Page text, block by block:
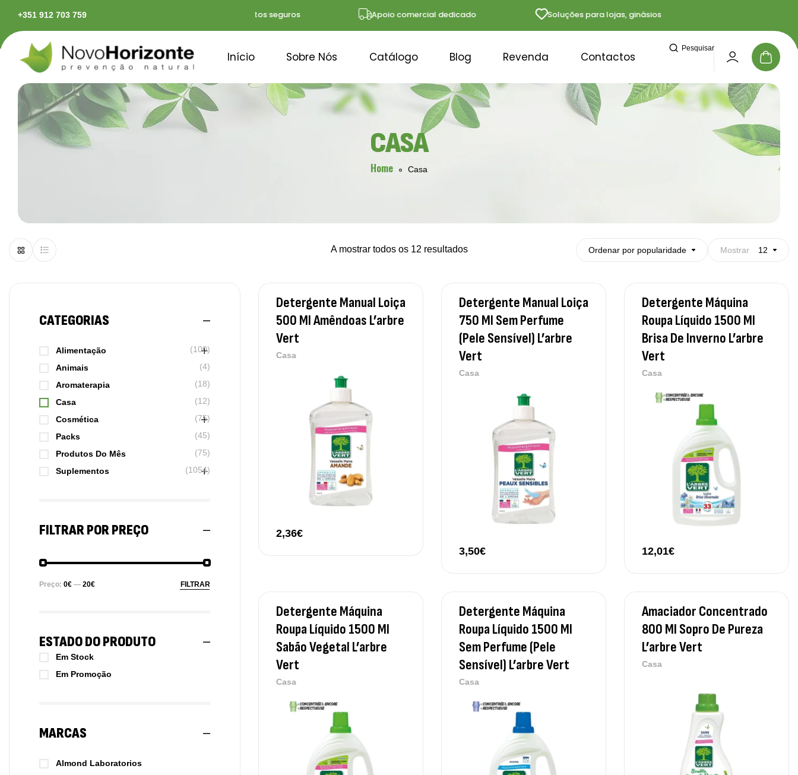
+351 912 703 759
em território continental Pagamentos seguros Apoio comercial dedicado Soluções para lojas, ginásios e profissionais
Início Sobre Nós Catálogo Blog Revenda Contactos
Pesquisar
CASA
Home Casa
A mostrar todos os 12 resultados Ordenar por popularidade Mostrar 12
Detergente Manual Loiça
500 Ml Amêndoas L’arbre
Vert
Casa
2,36€
Detergente Manual Loiça
750 Ml Sem Perfume
(Pele Sensível) L’arbre
Vert
Casa
3,50€
Detergente Máquina
Roupa Líquido 1500 Ml
Brisa De Inverno L’arbre
Vert
Casa
12,01€
Detergente Máquina
Roupa Líquido 1500 Ml
Sabão Vegetal L’arbre
Vert
Casa
Detergente Máquina
Roupa Líquido 1500 Ml
Sem Perfume (Pele
Sensível) L’arbre Vert
Casa
Amaciador Concentrado
800 Ml Sopro De Pureza
L’arbre Vert
Casa
CATEGORIAS
Alimentação
(100)
Animais
(4)
Aromaterapia
(18)
Casa
(12)
Cosmética
(75)
Packs
(45)
Produtos Do Mês
(75)
Suplementos
(1054)
FILTRAR POR PREÇO
FILTRAR
Preço: 0€ — 20€
ESTADO DO PRODUTO
Em Stock
Em Promoção
MARCAS
Almond Laboratorios